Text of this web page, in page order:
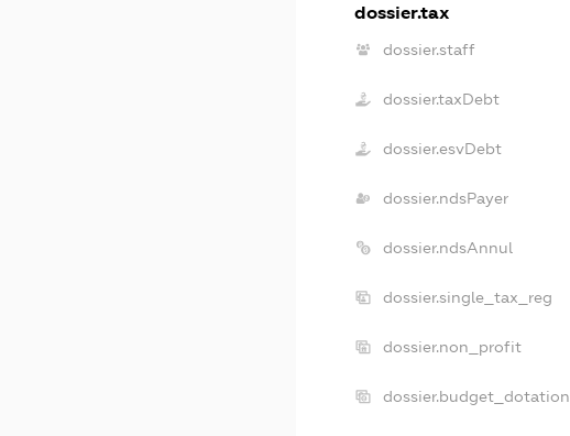
dossier.tax
dossier.staff
dossier.taxDebt
dossier.esvDebt
dossier.ndsPayer
dossier.ndsAnnul
dossier.single_tax_reg
dossier.non_profit
dossier.budget_dotation